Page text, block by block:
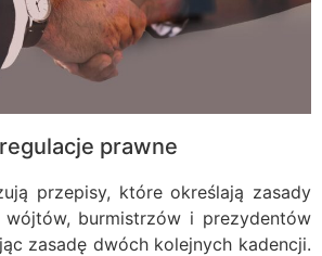
prawne
przepisy, które określają zasady
wójtów, burmistrzów i prezydentów
zasadę dwóch kolejnych kadencji.